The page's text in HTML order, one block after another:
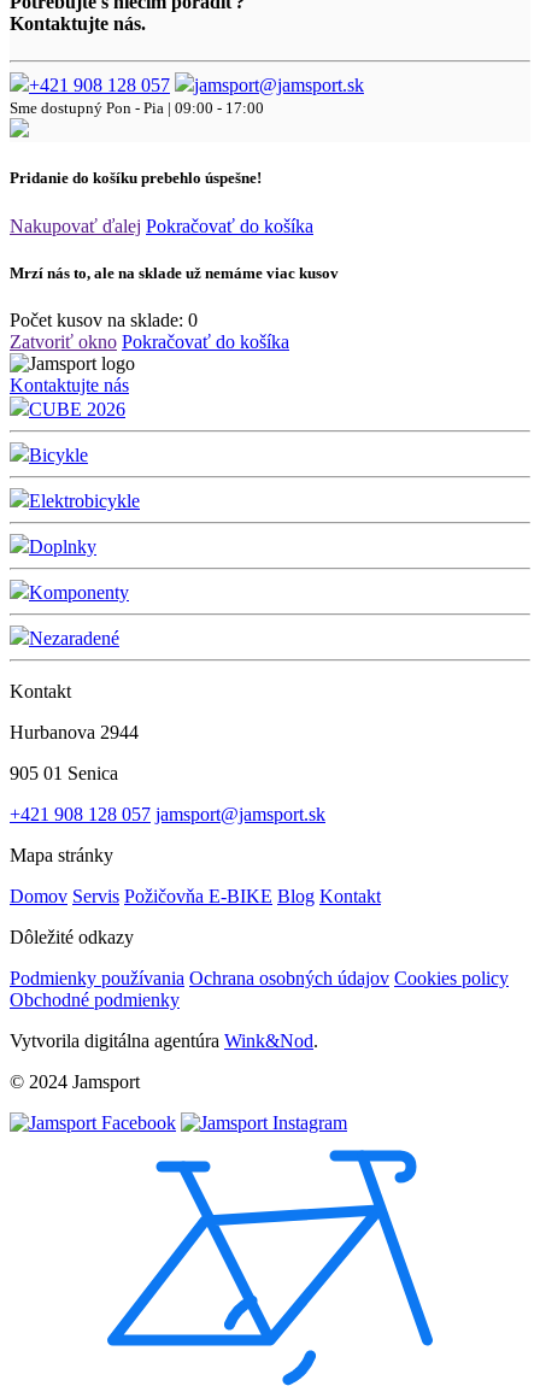
Kontaktujte nás.
+421 908 128 057 jamsport@jamsport.sk
Sme dostupný Pon - Pia | 09:00 - 17:00
Pridanie do košíku prebehlo úspešne!
Nakupovať ďalej Pokračovať do košíka
Mrzí nás to, ale na sklade už nemáme viac kusov
Počet kusov na sklade: 0
Zatvoriť okno Pokračovať do košíka
Kontaktujte nás
CUBE 2026
Bicykle
Elektrobicykle
Doplnky
Komponenty
Nezaradené
Kontakt
Hurbanova 2944
905 01 Senica
+421 908 128 057 jamsport@jamsport.sk
Mapa stránky
Domov Servis Požičovňa E-BIKE Blog Kontakt
Dôležité odkazy
Podmienky používania Ochrana osobných údajov Cookies policy
Obchodné podmienky
Vytvorila digitálna agentúra Wink&Nod.
© 2024 Jamsport